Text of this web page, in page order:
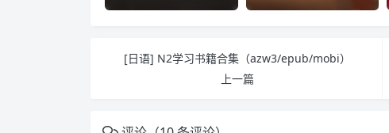
[日语] N2学习书籍合集（azw3/epub/mobi）
上一篇